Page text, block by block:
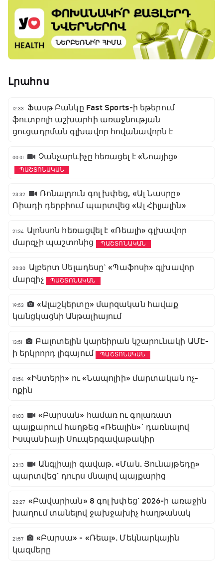
Լրահոս
12:33
Ֆասթ Բանկը Fast Sports-ի եթերում
ֆուտբոլի աշխարհի առաջնության
ցուցադրման գլխավոր հովանավորն է
00:01 Չանչարևիչը հեռացել է «Նոայից»
ՊԱՇՏՈՆԱԿԱՆ
23:32
Ռոնալդուն գոլ խփեց, «Ալ Նասրը»
Ռիադի դերբիում պարտվեց «Ալ Հիլյալին»
21:34 Ալոնսոն հեռացվել է «Ռեալի» գլխավոր
մարզչի պաշտոնից
ՊԱՇՏՈՆԱԿԱՆ
20:30
Ալբերտ Սելադեսը` «Պաֆոսի» գլխավոր
մարզիչ
ՊԱՇՏՈՆԱԿԱՆ
19:53
«Ալաշկերտը» մարզական հավաք
կանցկացնի Անթալիայում
13:51
Բալոտելին կարեիրան կշարունակի ԱՄԷ-
ի երկրորդ լիգայում
ՊԱՇՏՈՆԱԿԱՆ
01:54 «Ինտերի» ու «Նապոլիի» մարտական ոչ-
ոքին
01:03
«Բարսան» համառ ու գոլառատ
պայքարում հաղթեց «Ռեալին»` դառնալով
Իսպանիայի Սուպերգավաթակիր
23:13
Անգլիայի գավաթ. «Ման. Յունայթեդը»
պարտվեց` դուրս մնալով պայքարից
22:27 «Բավարիան» 8 գոլ խփեց` 2026-ի առաջին
խաղում տանելով ջախջախիչ հաղթանակ
21:57
«Բարսա» - «Ռեալ». Մեկնարկային
կազմերը